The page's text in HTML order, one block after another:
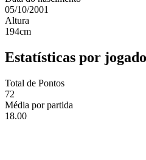
05/10/2001
Altura
194cm
Estatísticas por
Total de Pontos
72
Média por partida
18.00